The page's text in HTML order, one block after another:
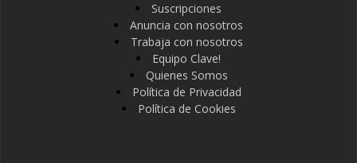
Suscripciones
Anuncia con nosotros
Trabaja con nosotros
Equipo Clave!
Quienes Somos
Política de Privacidad
Política de Cookies